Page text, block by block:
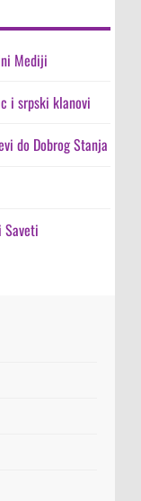
Mediji
i srpski klanovi
do Dobrog Stanja
Saveti